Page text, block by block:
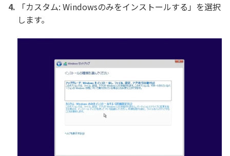
「カスタム: Windowsのみをインストールする」を選択
します。